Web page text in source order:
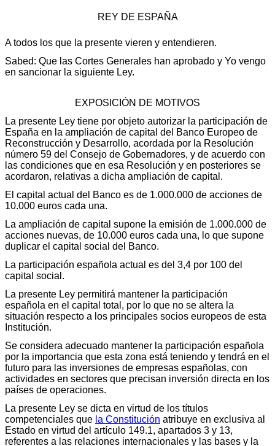
REY DE ESPAÑA
A todos los que la presente vieren y entendieren.
Sabed: Que las Cortes Generales han aprobado y Yo vengo
en sancionar la siguiente Ley.
EXPOSICIÓN DE MOTIVOS
La presente Ley tiene por objeto autorizar la participación de
España en la ampliación de capital del Banco Europeo de
Reconstrucción y Desarrollo, acordada por la Resolución
número 59 del Consejo de Gobernadores, y de acuerdo con
las condiciones que en esa Resolución y en posteriores se
acordaron, relativas a dicha ampliación de capital.
El capital actual del Banco es de 1.000.000 de acciones de
10.000 euros cada una.
La ampliación de capital supone la emisión de 1.000.000 de
acciones nuevas, de 10.000 euros cada una, lo que supone
duplicar el capital social del Banco.
La participación española actual es del 3,4 por 100 del
capital social.
La presente Ley permitirá mantener la participación
española en el capital total, por lo que no se altera la
situación respecto a los principales socios europeos de esta
Institución.
Se considera adecuado mantener la participación española
por la importancia que esta zona está teniendo y tendrá en el
futuro para las inversiones de empresas españolas, con
actividades en sectores que precisan inversión directa en los
países de operaciones.
La presente Ley se dicta en virtud de los títulos
competenciales que la Constitución atribuye en exclusiva al
Estado en virtud del artículo 149.1, apartados 3 y 13,
referentes a las relaciones internacionales y las bases y la